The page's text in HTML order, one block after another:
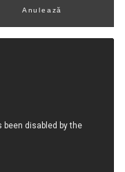
Anulează